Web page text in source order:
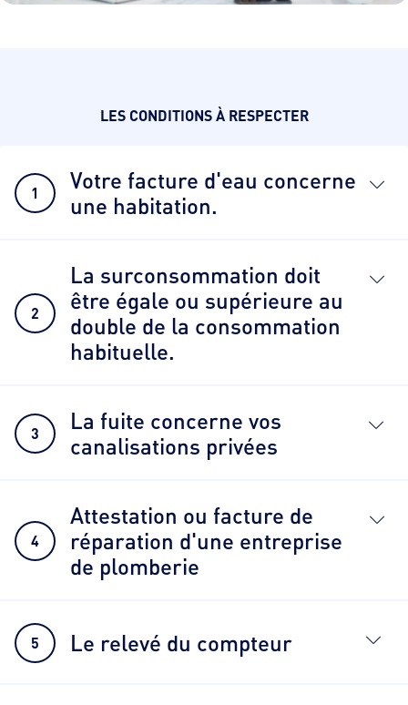
LES CONDITIONS À RESPECTER
1
Votre facture d'eau concerne
une habitation.
2
La surconsommation doit
être égale ou supérieure au
double de la consommation
habituelle.
3
La fuite concerne vos
canalisations privées
4
Attestation ou facture de
réparation d'une entreprise
de plomberie
5 Le relevé du compteur